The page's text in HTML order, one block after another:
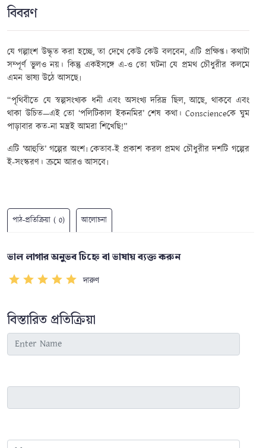
বিবরণ
যে গল্পাংশ উদ্ধৃত করা হচ্ছে,তা দেখে কেউ কেউ বলবেন,এটি প্রক্ষিপ্ত। কথাটা
সম্পূর্ণ ভুলও নয়। কিন্তু একইসঙ্গে এ-ও তো ঘটনা যে প্রমথ চৌধুরীর কলমে
এমন ভাষ্য উঠে আসছে৷
“পৃথিবীতে যে স্বল্পসংখ্যক ধনী এবং অসংখ্য দরিদ্র ছিল,আছে, থাকবে এবং
থাকা উচিত—এই তো ‘পলিটিকাল ইকনমির’ শেষ কথা।Conscienceকে ঘুম
পাড়াবার কত-না মন্ত্রই আমরা শিখেছি!”
এটি ‘আহুতি’গল্পের অংশ৷ কেতাব-ই প্রকাশ করল প্রমথ চৌধুরীর দশটি গল্পের
ই-সংস্করণ। ক্রমে আরও আসবে৷
পাঠ-প্রতিক্রিয়া ( 0) আলোচনা
ভাল লাগার অনুভব চিহ্নে বা ভাষায় ব্যক্ত করুন
দারুণ
বিস্তারিত প্রতিক্রিয়া